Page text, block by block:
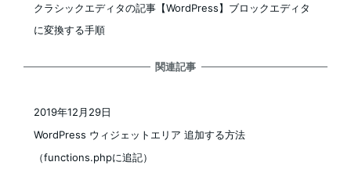
クラシックエディタの記事【WordPress】ブロックエディタ
に変換する手順
関連記事
WordPress ウィジェットエリア 追加する方法
（functions.phpに追記）
2019年12月29日